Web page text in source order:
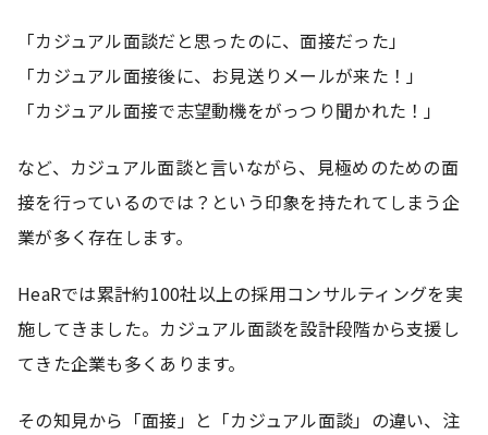
「カジュアル面談だと思ったのに、面接だった」
「カジュアル面接後に、お見送りメールが来た！」
「カジュアル面接で志望動機をがっつり聞かれた！」
など、カジュアル面談と言いながら、見極めのための面
接を行っているのでは？という印象を持たれてしまう企
業が多く存在します。
HeaRでは累計約100社以上の採用コンサルティングを実
施してきました。カジュアル面談を設計段階から支援し
てきた企業も多くあります。
その知見から「面接」と「カジュアル面談」の違い、注